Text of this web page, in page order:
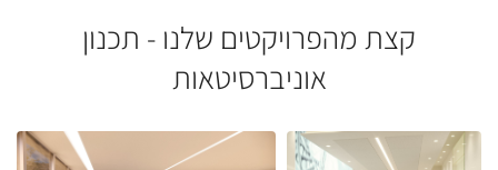
קצת מהפרויקטים שלנו - תכנון
אוניברסיטאות